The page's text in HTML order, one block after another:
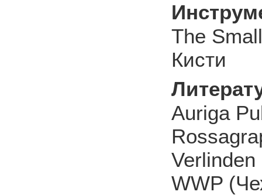
The
Кисти
Auriga
WWP